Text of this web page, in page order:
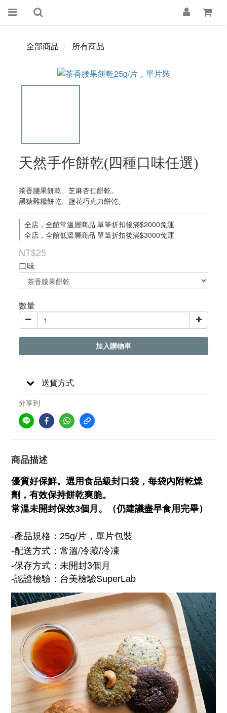
全部商品 所有商品
天然手作餅乾(四種口味任選)
茶香腰果餅乾、芝麻杏仁餅乾。
黑糖雜糧餅乾、鹽花巧克力餅乾。
全店，全館常溫層商品 單筆折扣後滿$2000免運
全店，全館低溫層商品 單筆折扣後滿$3000免運
NT$25
口味
數量
加入購物車
送貨方式
分享到
商品描述
優質好保鮮。選用食品級封口袋，每袋內附乾燥
劑，有效保持餅乾爽脆。
常溫未開封保效3個月。（仍建議盡早食用完畢）
-產品規格：25g/片，單片包裝
-配送方式：常溫/冷藏/冷凍
-保存方式：未開封3個月
-認證檢驗：台美檢驗SuperLab